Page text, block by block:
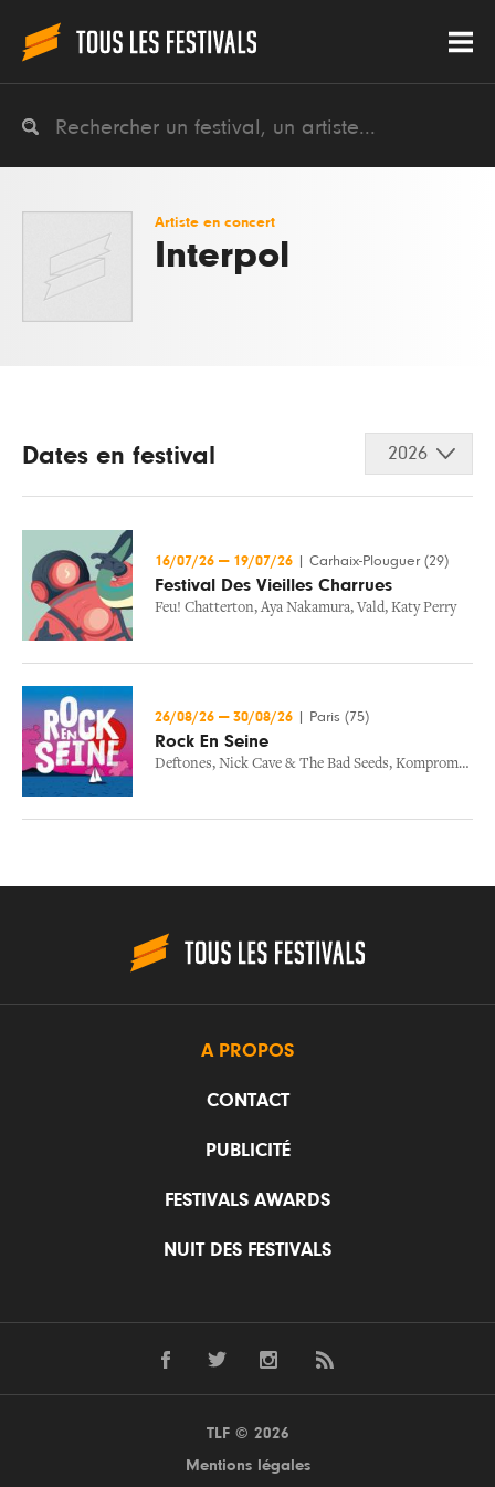
Artiste en concert
Interpol
Dates en festival 2026
16/07/26 — 19/07/26 Carhaix-Plouguer (29)
Festival Des Vieilles Charrues
Feu! Chatterton, Aya Nakamura, Vald, Katy Perry
26/08/26 — 30/08/26 Paris (75)
Rock En Seine
Deftones, Nick Cave & The Bad Seeds, Kompromat
A PROPOS
CONTACT
PUBLICITÉ
FESTIVALS AWARDS
NUIT DES FESTIVALS
TLF © 2026
Mentions légales